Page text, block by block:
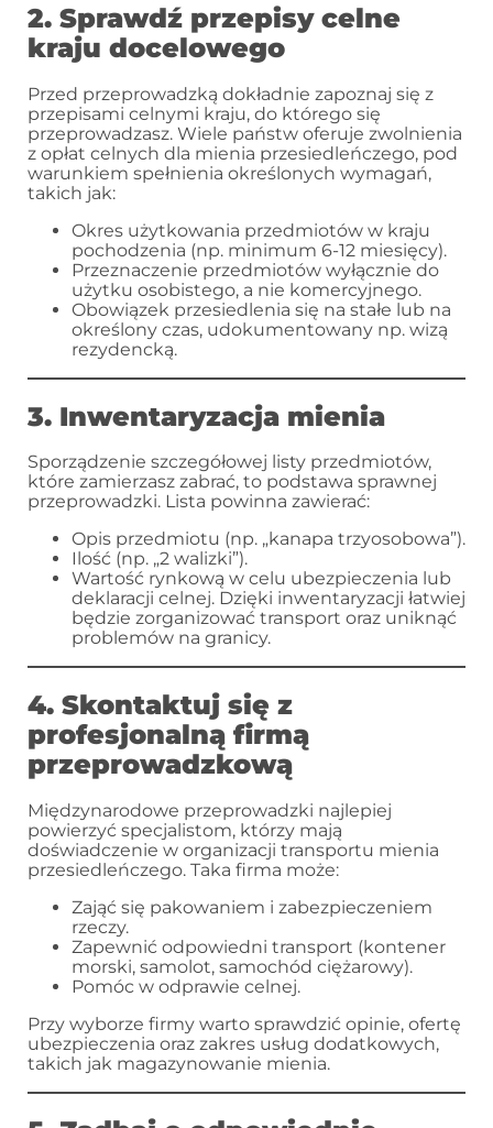
2. Sprawdź przepisy celne
kraju docelowego
Przed przeprowadzką dokładnie zapoznaj się z
przepisami celnymi kraju, do którego się
przeprowadzasz. Wiele państw oferuje zwolnienia
z opłat celnych dla mienia przesiedleńczego, pod
warunkiem spełnienia określonych wymagań,
takich jak:
Okres użytkowania przedmiotów w kraju
pochodzenia (np. minimum 6-12 miesięcy).
Przeznaczenie przedmiotów wyłącznie do
użytku osobistego, a nie komercyjnego.
Obowiązek przesiedlenia się na stałe lub na
określony czas, udokumentowany np. wizą
rezydencką.
3. Inwentaryzacja mienia
Sporządzenie szczegółowej listy przedmiotów,
które zamierzasz zabrać, to podstawa sprawnej
przeprowadzki. Lista powinna zawierać:
Opis przedmiotu (np. „kanapa trzyosobowa”).
Ilość (np. „2 walizki”).
Wartość rynkową w celu ubezpieczenia lub
deklaracji celnej. Dzięki inwentaryzacji łatwiej
będzie zorganizować transport oraz uniknąć
problemów na granicy.
4. Skontaktuj się z
profesjonalną firmą
przeprowadzkową
Międzynarodowe przeprowadzki najlepiej
powierzyć specjalistom, którzy mają
doświadczenie w organizacji transportu mienia
przesiedleńczego. Taka firma może:
Zająć się pakowaniem i zabezpieczeniem
rzeczy.
Zapewnić odpowiedni transport (kontener
morski, samolot, samochód ciężarowy).
Pomóc w odprawie celnej.
Przy wyborze firmy warto sprawdzić opinie, ofertę
ubezpieczenia oraz zakres usług dodatkowych,
takich jak magazynowanie mienia.